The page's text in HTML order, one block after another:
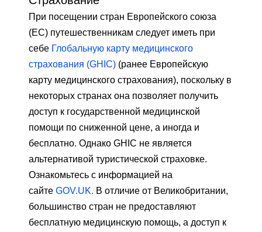
При посещении стран Европейского союза
(ЕС) путешественникам следует иметь при
себе Глобальную карту медицинского
страхования (GHIC) (ранее Европейскую
карту медицинского страхования), поскольку в
некоторых странах она позволяет получить
доступ к государственной медицинской
помощи по сниженной цене, а иногда и
бесплатно. Однако GHIC не является
альтернативой туристической страховке.
Ознакомьтесь с информацией на
сайте GOV.UK. В отличие от Великобритании,
большинство стран не предоставляют
бесплатную медицинскую помощь, а доступ к